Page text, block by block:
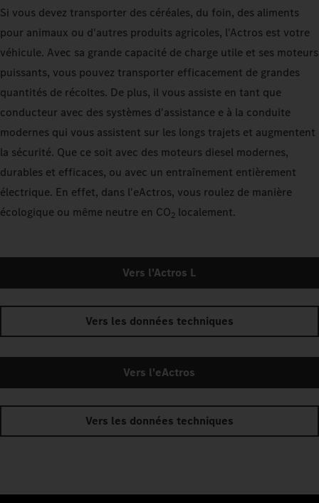
Si vous devez transporter des céréales, du foin, des aliments
pour animaux ou d'autres produits agricoles, l'Actros est votre
véhicule. Avec sa grande capacité de charge utile et ses moteurs
puissants, vous pouvez transporter efficacement de grandes
quantités de récoltes. De plus, il vous assiste en tant que
conducteur avec des systèmes d'assistance e à la conduite
modernes qui vous assistent sur les longs trajets et augmentent
la sécurité. Que ce soit avec des moteurs diesel modernes,
durables et efficaces, ou avec un entraînement entièrement
électrique. En effet, dans l'eActros, vous roulez de manière
écologique ou même neutre en CO2 localement.
Vers l'Actros L
Vers les données techniques
Vers l'eActros
Vers les données techniques